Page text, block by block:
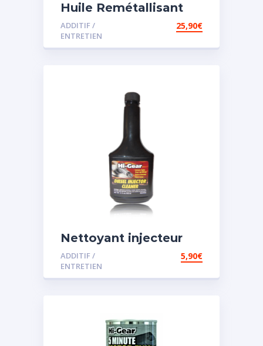
Huile Remétallisant
Moteur SMT2
ADDITIF /
ENTRETIEN
25,90€
Nettoyant injecteur
diesel
ADDITIF /
ENTRETIEN
5,90€